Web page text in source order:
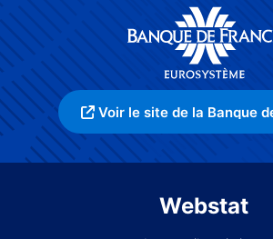
Voir le site de la Banque
Webstat